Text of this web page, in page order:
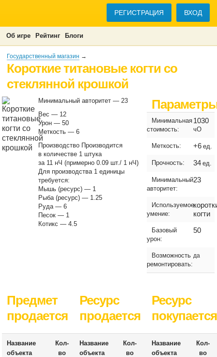
РЕГИСТРАЦИЯ ВХОД
Об игре Рейтинг Блоги
Государственный магазин →
Короткие титановые когти со
стеклянной крошкой
Минимальный авторитет — 23
Вес — 12
Урон — 50
Меткость — 6
Производство Производится
в количестве 1 штука
за 11 нЧ (примерно 0.09 шт./ 1 нЧ)
Для производства 1 единицы
требуется:
Мышь (ресурс) — 1
Рыба (ресурс) — 1.25
Руда — 6
Песок — 1
Котикс — 4.5
Минимальная
стоимость:
1030
чО
Меткость: +6 ед.
Прочность: 34 ед.
Минимальный
авторитет:
23
Используемое
умение:
когти
Базовый
урон:
50
Возможность
ремонтировать:
да
Предмет
продается
Название
объекта
Кол-
во
Ресурс
продается
Название
объекта
Кол-
во
Ресурс
покупается
Название
объекта
Кол-
во